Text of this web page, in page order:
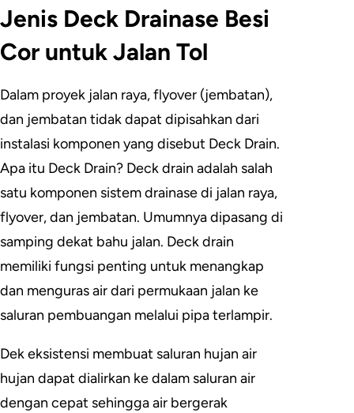
Jenis Deck Drainase Besi
Cor untuk Jalan Tol
Dalam proyek jalan raya, flyover (jembatan),
dan jembatan tidak dapat dipisahkan dari
instalasi komponen yang disebut Deck Drain.
Apa itu Deck Drain? Deck drain adalah salah
satu komponen sistem drainase di jalan raya,
flyover, dan jembatan. Umumnya dipasang di
samping dekat bahu jalan. Deck drain
memiliki fungsi penting untuk menangkap
dan menguras air dari permukaan jalan ke
saluran pembuangan melalui pipa terlampir.
Dek eksistensi membuat saluran hujan air
hujan dapat dialirkan ke dalam saluran air
dengan cepat sehingga air bergerak